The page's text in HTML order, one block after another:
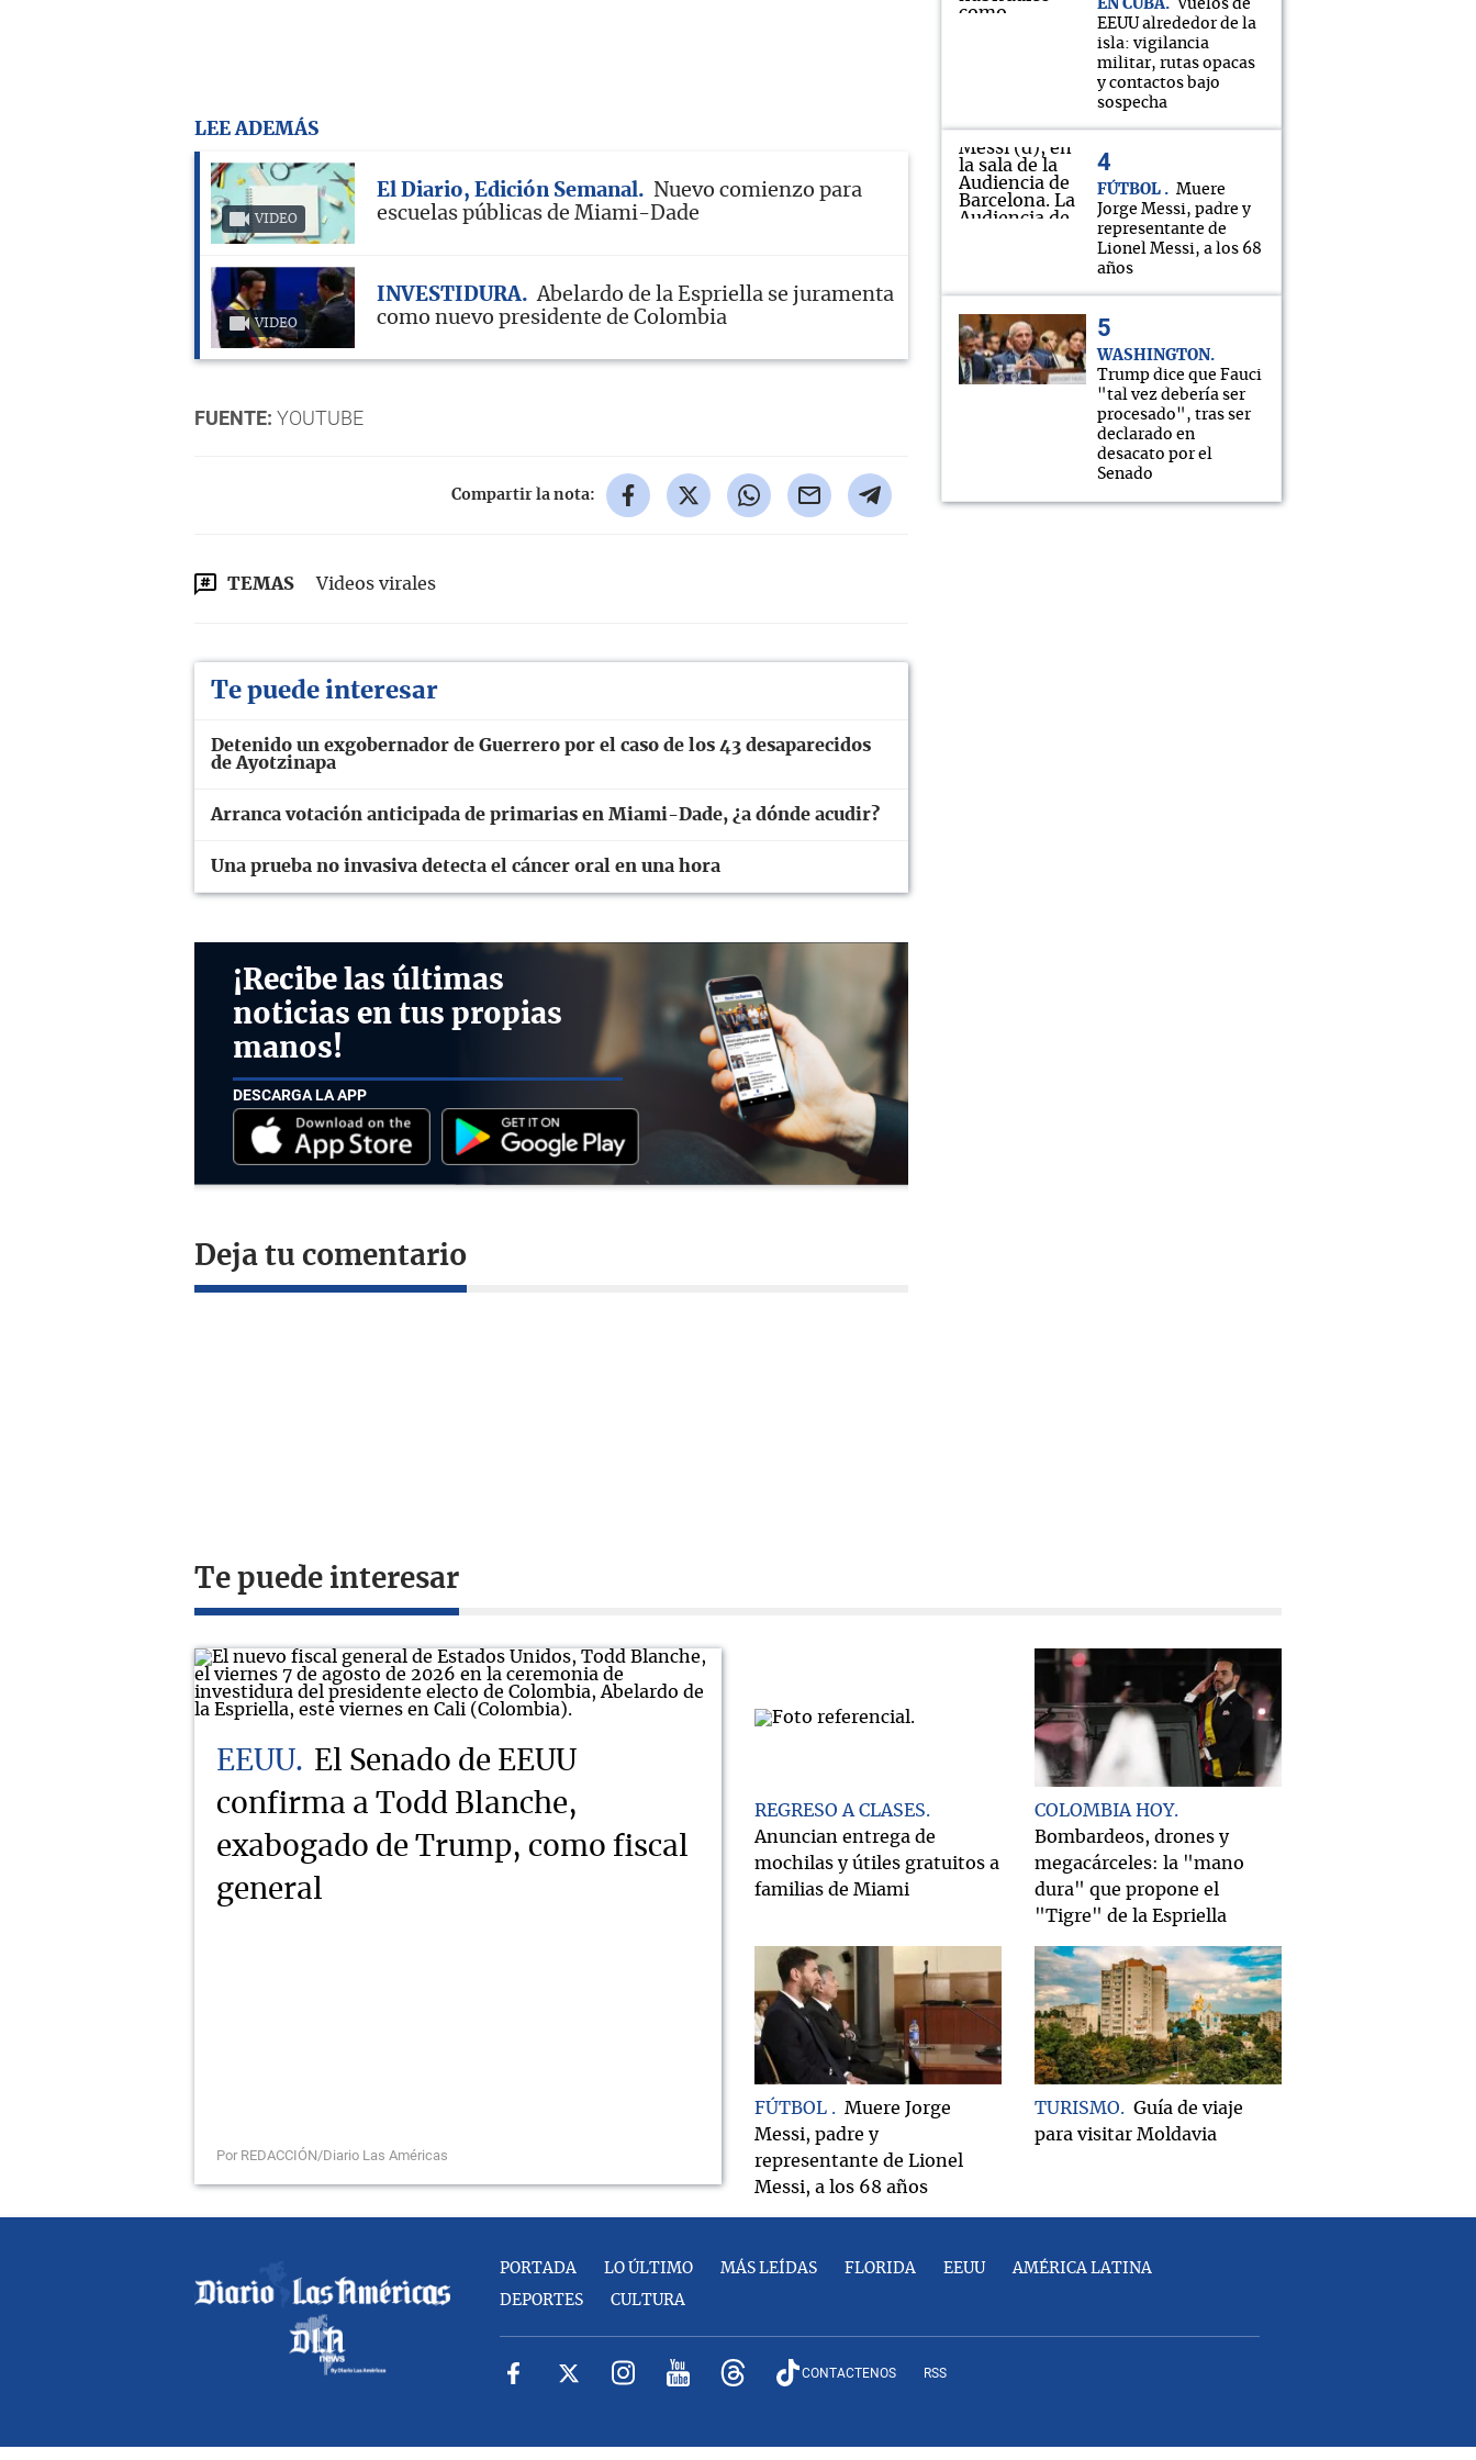
LEE ADEMÁS
VIDEO
El Diario, Edición Semanal
Nuevo comienzo para
escuelas públicas de Miami-Dade
VIDEO
INVESTIDURA
Abelardo de la Espriella se juramenta
como nuevo presidente de Colombia
FUENTE: YOUTUBE
Compartir la nota:
TEMAS Videos virales
Te puede interesar
Detenido un exgobernador de Guerrero por el caso de los 43 desaparecidos
de Ayotzinapa
Arranca votación anticipada de primarias en Miami-Dade, ¿a dónde acudir?
Una prueba no invasiva detecta el cáncer oral en una hora
¡Recibe las últimas
noticias en tus propias
manos!
DESCARGA LA APP
Deja tu comentario
EN CUBA
Vuelos de
EEUU alrededor de la
isla: vigilancia
militar, rutas opacas
y contactos bajo
sospecha
FÚTBOL
Muere
Jorge Messi, padre y
representante de
Lionel Messi, a los 68
años
WASHINGTON
Trump dice que Fauci
"tal vez debería ser
procesado", tras ser
declarado en
desacato por el
Senado
Te puede interesar
EEUU
El Senado de EEUU
confirma a Todd Blanche,
exabogado de Trump, como fiscal
general
Por REDACCIÓN/Diario Las Américas
REGRESO A CLASES
Anuncian entrega de
mochilas y útiles gratuitos a
familias de Miami
COLOMBIA HOY
Bombardeos, drones y
megacárceles: la "mano
dura" que propone el
"Tigre" de la Espriella
FÚTBOL
Muere Jorge
Messi, padre y
representante de Lionel
Messi, a los 68 años
TURISMO
Guía de viaje
para visitar Moldavia
PORTADA LO ÚLTIMO MÁS LEÍDAS FLORIDA EEUU AMÉRICA LATINA
DEPORTES CULTURA
CONTACTENOS RSS